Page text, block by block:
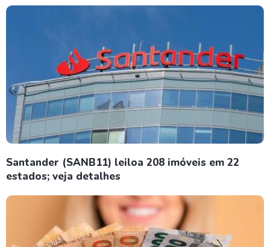
Santander (SANB11) leiloa 208 imóveis em 22
estados; veja detalhes